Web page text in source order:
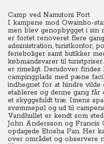
Camp ved Namutoni Fort
I kampene mod Owambo-
men blev genopbygget i sin
er fortet renoveret flere
administration, turistkontor,
ferieboliger samt butikker
købmandsvarer til
er rimeligt. Derudover findes
campingplads med pæne
indhegnet for at hindre vilde
etableres og denne gang får
et skyggefuldt træ. Imens
svømmepøl og ud til
Vandhullet er kendt som
John Andersson og Francis
opdagede Etosha Pan. Her
over området og observere